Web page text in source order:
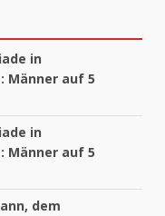
in
Männer auf 5
in
Männer auf 5
dem